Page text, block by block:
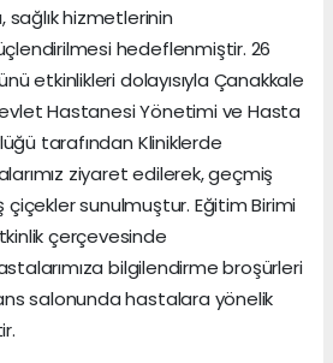
sağlık hizmetlerinin
hedeflenmiştir. 26
etkinlikleri dolayısıyla Çanakkale
Hastanesi Yönetimi ve Hasta
tarafından Kliniklerde
ziyaret edilerek, geçmiş
çiçekler sunulmuştur. Eğitim Birimi
çerçevesinde
bilgilendirme broşürleri
salonunda hastalara yönelik